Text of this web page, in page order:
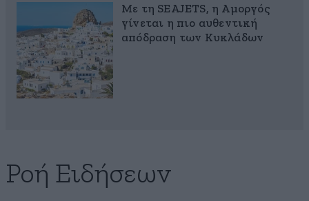
Με τη SEAJETS, η Αμοργός
γίνεται η πιο αυθεντική
απόδραση των Κυκλάδων
Ροή Ειδήσεων